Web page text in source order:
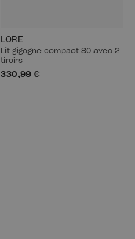
LORE
Lit gigogne compact 80 avec 2
tiroirs
330,99 €